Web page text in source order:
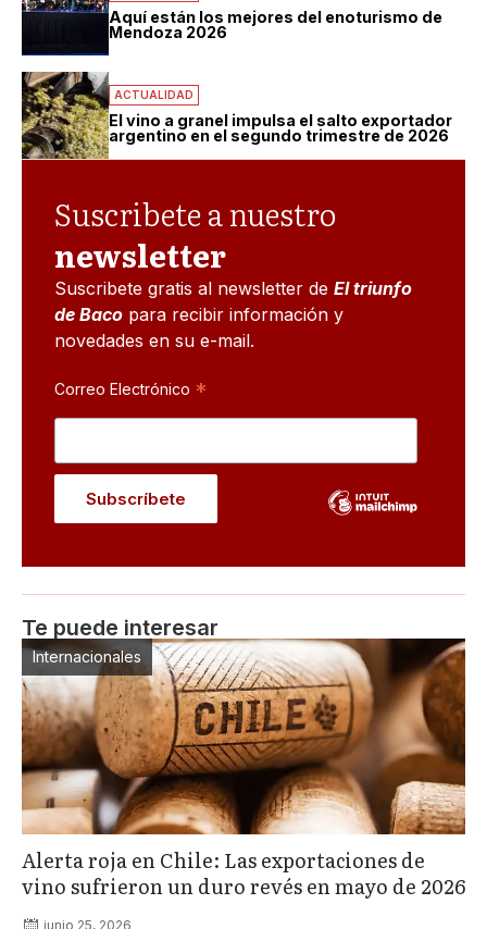
Aquí están los mejores del enoturismo de
Mendoza 2026
ACTUALIDAD
El vino a granel impulsa el salto exportador
argentino en el segundo trimestre de 2026
Suscribete a nuestro
newsletter
Suscribete gratis al newsletter de El triunfo
de Baco para recibir información y
novedades en su e-mail.
Correo Electrónico *
Te puede interesar
Internacionales
Alerta roja en Chile: Las exportaciones de
vino sufrieron un duro revés en mayo de 2026
junio 25, 2026